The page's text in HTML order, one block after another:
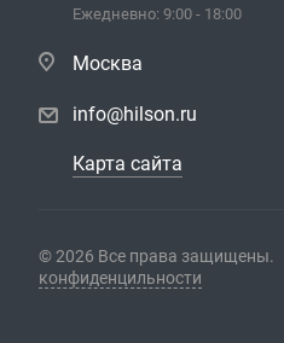
Ежедневно: 9:00 - 18:00
Москва
info@hilson.ru
Карта сайта
© 2026 Все права защищены.
конфиденцильности